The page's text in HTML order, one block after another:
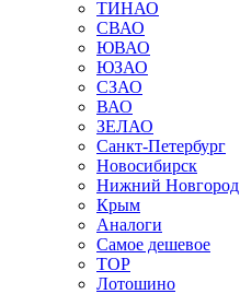
ТИНАО
СВАО
ЮВАО
ЮЗАО
СЗАО
ВАО
ЗЕЛАО
Санкт-Петербург
Новосибирск
Нижний Новгород
Крым
Аналоги
Самое дешевое
TOP
Лотошино